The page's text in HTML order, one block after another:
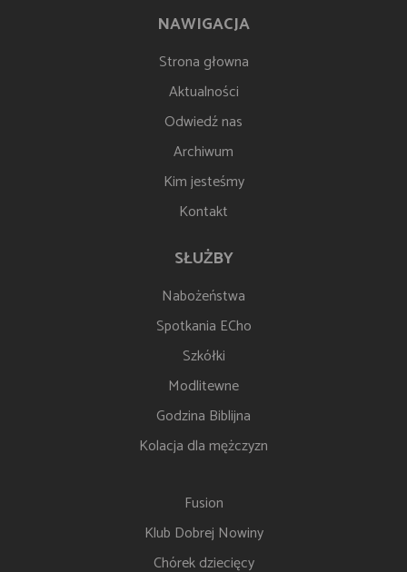
NAWIGACJA
Strona głowna
Aktualności
Odwiedź nas
Archiwum
Kim jesteśmy
Kontakt
SŁUŻBY
Nabożeństwa
Spotkania ECho
Szkółki
Modlitewne
Godzina Biblijna
Kolacja dla mężczyzn
Fusion
Klub Dobrej Nowiny
Chórek dziecięcy